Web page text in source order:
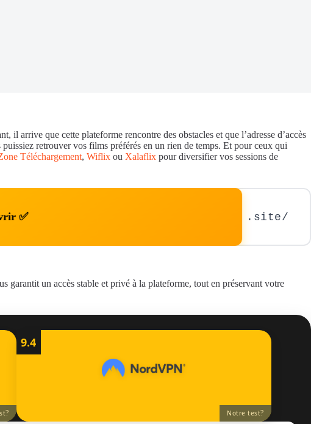
il arrive que cette plateforme rencontre des obstacles et que l’adresse d’accès
retrouver vos films préférés en un rien de temps. Et pour ceux qui
Téléchargement, Wiflix ou Xalaflix pour diversifier vos sessions de
✅ .site/
garantit un accès stable et privé à la plateforme, tout en préservant votre
?
9.4
Notre test?